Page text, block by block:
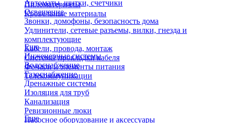
Пиломатериалы
Кровельные материалы
Автоматы, щитки, счетчики
Освещение
Звонки, домофоны, безопасность дома
Удлинители, сетевые разъемы, вилки, гнезда и
комплектующие
Кабели, провода, монтаж
Системы прокладки кабеля
Фонари и элементы питания
Телекоммуникации
Еще
Инженерные системы
Водоснабжение
Газоснабжение
Дренажные системы
Изоляция для труб
Канализация
Ревизионные люки
Насосное оборудование и аксессуары
Еще